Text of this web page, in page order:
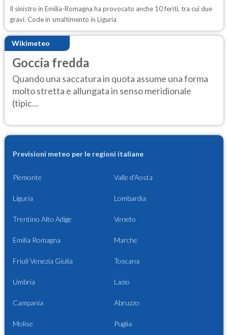
Il sinistro in Emilia-Romagna ha provocato anche 10 feriti, tra cui due
gravi. Code in smaltimento in Liguria
Wikimeteo
Goccia fredda
Quando una saccatura in quota assume una forma
molto stretta e allungata in senso meridionale
(tipic...
Previsioni meteo per le regioni italiane
Piemonte Valle d'Aosta
Liguria Lombardia
Trentino Alto Adige Veneto
Emilia Romagna Marche
Friuli Venezia Giulia Toscana
Umbria Lazio
Campania Abruzzo
Molise Puglia